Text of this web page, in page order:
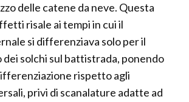
delle catene da neve. Questa
risale ai tempi in cui il
si differenziava solo per il
dei solchi sul battistrada, ponendo
rispetto agli
privi di scanalature adatte ad